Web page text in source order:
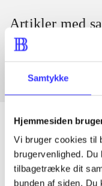
Samtykke
Hjemmesiden
Vi bruger cookies til
brugervenlighed.
tilbagetrække dit
bunden af siden.
Artikler med
Fra
Artikler
Alle registrerede